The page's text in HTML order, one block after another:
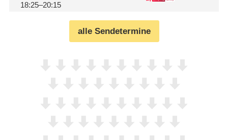
18:25–20:15
alle Sendetermine